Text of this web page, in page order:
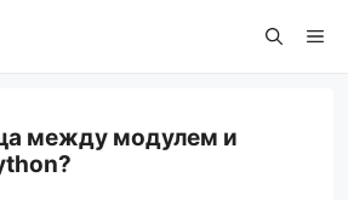
между модулем и